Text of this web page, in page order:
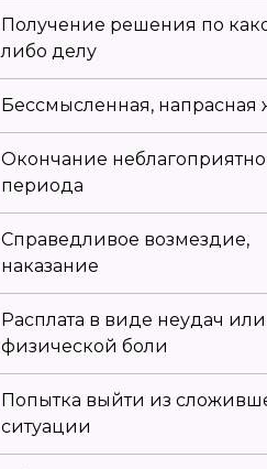
Получение решения по
либо делу
Бессмысленная, напрасная
Окончание
периода
Справедливое возмездие,
наказание
Расплата в виде неудач или
физической боли
Попытка выйти из
ситуации